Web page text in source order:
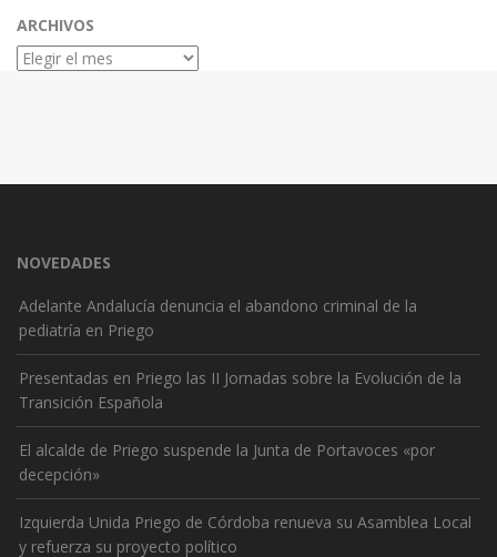
ARCHIVOS
Archivos
NOVEDADES
Adelante Andalucía denuncia el abandono criminal de la
pediatría en Priego
Presentadas en Priego las II Jornadas sobre la Evolución de la
Transición Española
El alcalde de Priego suspende la Junta de Portavoces «por
decepción»
Izquierda Unida Priego de Córdoba renueva su Asamblea Local
y refuerza su proyecto político